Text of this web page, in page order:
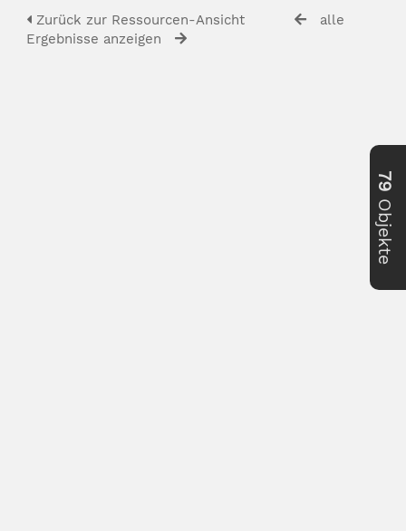
Zurück zur Ressourcen-Ansicht
alle
Ergebnisse anzeigen
79
Objekte